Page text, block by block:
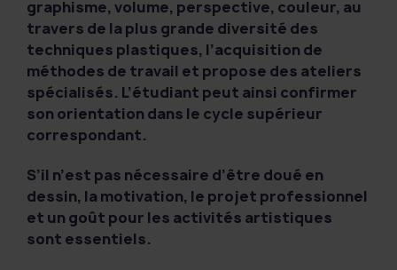
graphisme, volume, perspective, couleur, au
travers de la plus grande diversité des
techniques plastiques, l’acquisition de
méthodes de travail et propose des ateliers
spécialisés. L’étudiant peut ainsi confirmer
son orientation dans le cycle supérieur
correspondant.
S’il n’est pas nécessaire d’être doué en
dessin, la motivation, le projet professionnel
et un goût pour les activités artistiques
sont essentiels.